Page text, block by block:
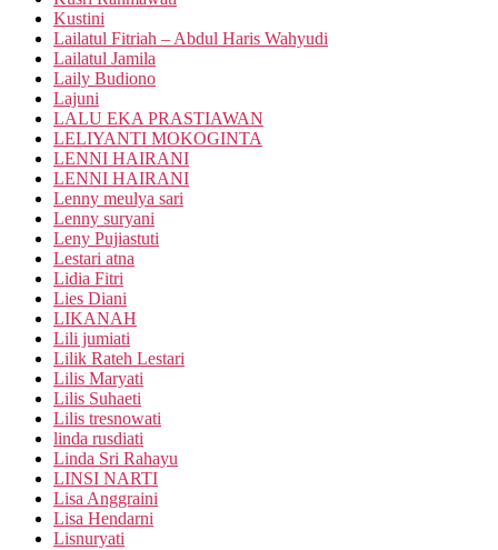
Kustini
Lailatul Fitriah – Abdul Haris Wahyudi
Lailatul Jamila
Laily Budiono
Lajuni
LALU EKA PRASTIAWAN
LELIYANTI MOKOGINTA
LENNI HAIRANI
LENNI HAIRANI
Lenny meulya sari
Lenny suryani
Leny Pujiastuti
Lestari atna
Lidia Fitri
Lies Diani
LIKANAH
Lili jumiati
Lilik Rateh Lestari
Lilis Maryati
Lilis Suhaeti
Lilis tresnowati
linda rusdiati
Linda Sri Rahayu
LINSI NARTI
Lisa Anggraini
Lisa Hendarni
Lisnuryati